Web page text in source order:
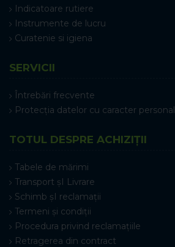
Indicatoare rutiere
Instrumente de lucru
Curatenie si igiena
SERVICII
Întrebări frecvente
Protecția datelor cu caracter personal
TOTUL DESPRE ACHIZIȚII
Tabele de mărimi
Transport șI Livrare
Schimb șI reclamații
Termeni și condiții
Procedura privind reclamațiile
Retragerea din contract